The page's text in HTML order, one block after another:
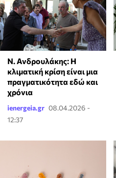
Ν. Ανδρουλάκης: Η
κλιματική κρίση είναι μια
πραγματικότητα εδώ και
χρόνια
ienergeia.gr 08.04.2026 -
12:37